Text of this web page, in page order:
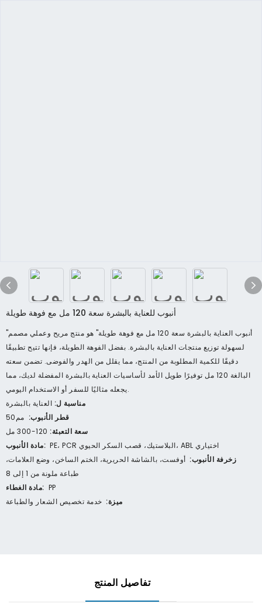
أنبوب للعناية بالبشرة سعة 120 مل مع فوهة طويلة
"أنبوب العناية بالبشرة سعة 120 مل مع فوهة طويلة" هو منتج مريح وعملي مصمم
لسهولة توزيع منتجات العناية بالبشرة. بفضل الفوهة الطويلة، فإنها تتيح تطبيقًا
دقيقًا للكمية المطلوبة من المنتج، مما يقلل من الهدر والفوضى. تضمن سعته
البالغة 120 مل توفيرًا طويل الأمد لأساسيات العناية بالبشرة المفضلة لديك، مما
يجعله مثاليًا للسفر أو الاستخدام اليومي.
مناسبة ل: العناية بالبشرة
قطر الأنبوب: مم50
سعة التعبئة: 120-300 مل
مادة الأنبوب:
PE، PCR البلاستيك، قصب السكر الحيوي، ABL اختياري
زخرفة الأنبوب: أوفست، بالشاشة الحريرية، الختم الساخن، وضع العلامات،
طباعة ملونة من 1 إلى 8
مادة الغطاء: PP
ميزة: خدمة تخصيص الشعار والطباعة
تفاصيل المنتج